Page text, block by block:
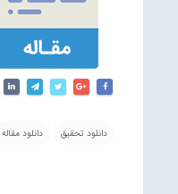
دانلود تحقیق دانلود مقاله